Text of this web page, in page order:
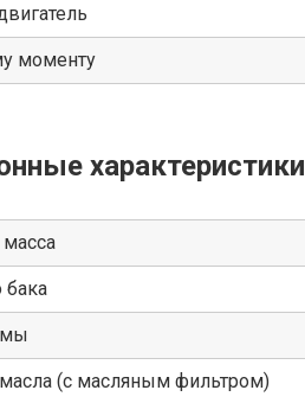
моменту
характеристики
бака
(с масляным фильтром)